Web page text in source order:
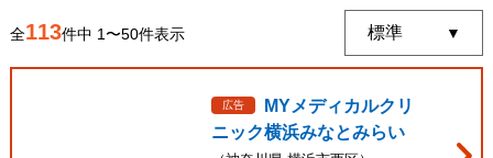
全113件中 1〜50件表示
広告
MYメディカルクリ
ニック横浜みなとみらい